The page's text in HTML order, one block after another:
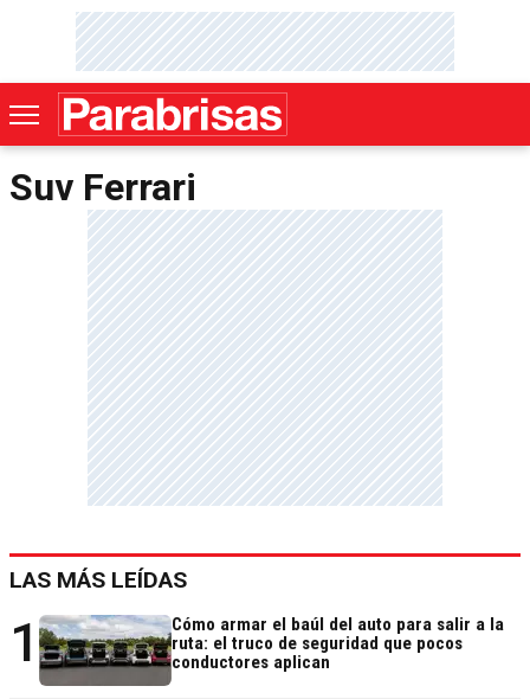
Suv Ferrari
LAS MÁS LEÍDAS
1
Cómo armar el baúl del auto para salir a la
ruta: el truco de seguridad que pocos
conductores aplican